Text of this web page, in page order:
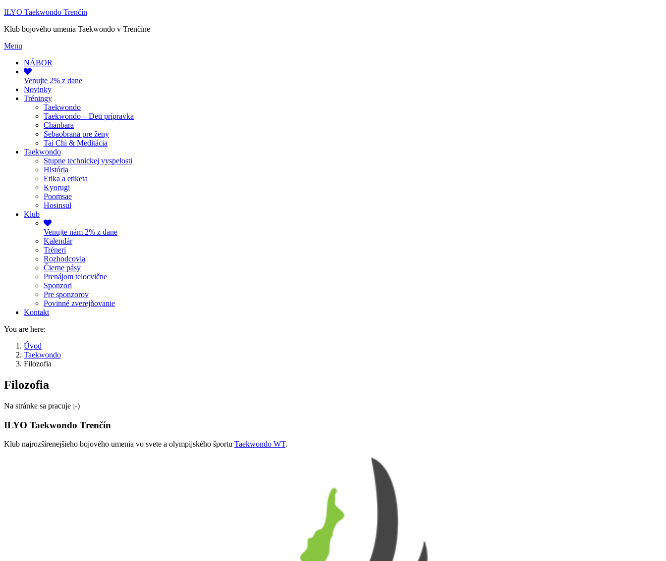
ILYO Taekwondo Trenčín
Klub bojového umenia Taekwondo v Trenčíne
Menu
NÁBOR
Venujte 2% z dane
Novinky
Tréningy
Taekwondo
Taekwondo – Deti prípravka
Chanbara
Sebaobrana pre ženy
Tai Chi & Meditácia
Taekwondo
Stupne technickej vyspelosti
História
Etika a etiketa
Kyorugi
Poomsae
Hosinsul
Klub
Venujte nám 2% z dane
Kalendár
Tréneri
Rozhodcovia
Čierne pásy
Prenájom telocvične
Sponzori
Pre sponzorov
Povinné zverejňovanie
Kontakt
You are here:
Úvod
Taekwondo
Filozofia
Filozofia
Na stránke sa pracuje ;-)
ILYO Taekwondo Trenčín
Klub najrozšírenejšieho bojového umenia vo svete a olympijského športu Taekwondo WT.